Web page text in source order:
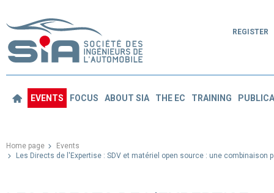
REGISTER
EVENTS FOCUS ABOUT SIA THE EC TRAINING
Home page
Events
Les Directs de l'Expertise : SDV et matériel open source : une combinaison